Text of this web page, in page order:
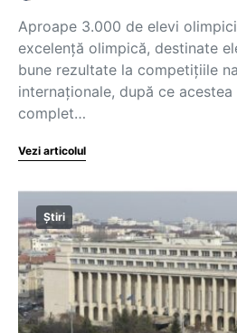
Aproape 3.000 de elevi
excelență olimpică, destinate
bune rezultate la competițiile
internaționale, după ce
complet…
Vezi articolul
Știri